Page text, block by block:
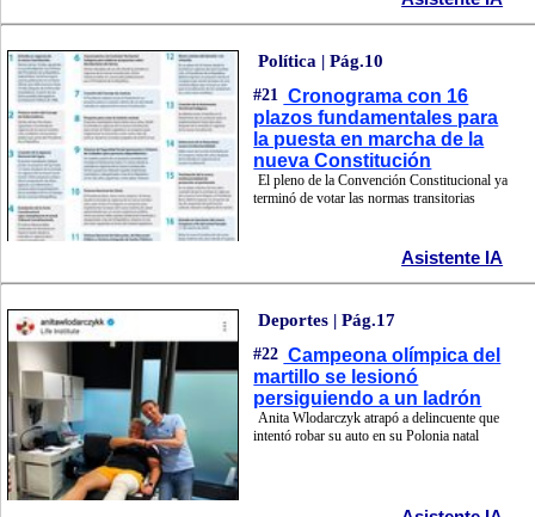
Política | Pág.10
#21 Cronograma con 16
plazos fundamentales para
la puesta en marcha de la
nueva Constitución
El pleno de la Convención Constitucional ya
terminó de votar las normas transitorias
Asistente IA
Deportes | Pág.17
#22 Campeona olímpica del
martillo se lesionó
persiguiendo a un ladrón
Anita Wlodarczyk atrapó a delincuente que
intentó robar su auto en su Polonia natal